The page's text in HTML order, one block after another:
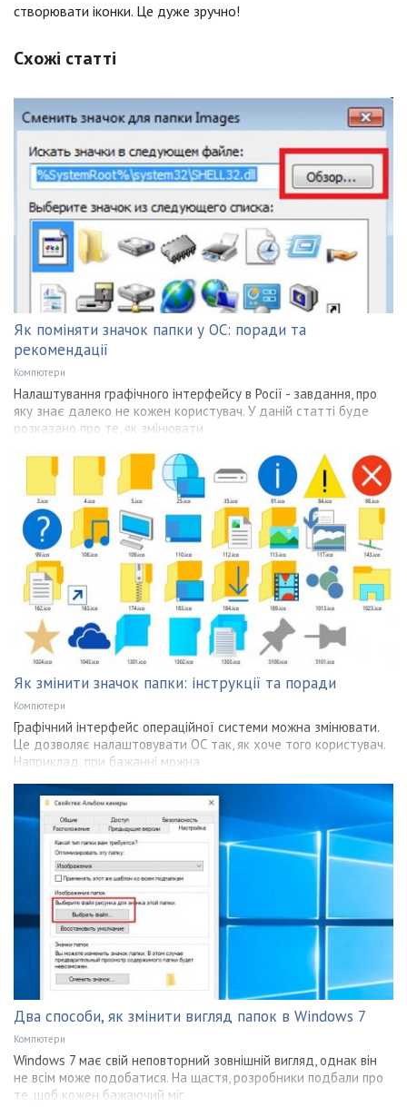
створювати іконки. Це дуже зручно!
Схожі статті
Як поміняти значок папки у ОС: поради та
рекомендації
Компютери
Налаштування графічного інтерфейсу в Росії - завдання, про
яку знає далеко не кожен користувач. У даній статті буде
розказано про те, як змінювати
Як змінити значок папки: інструкції та поради
Компютери
Графічний інтерфейс операційної системи можна змінювати.
Це дозволяє налаштовувати ОС так, як хоче того користувач.
Наприклад, при бажанні можна
Два способи, як змінити вигляд папок в Windows 7
Компютери
Windows 7 має свій неповторний зовнішній вигляд, однак він
не всім може подобатися. На щастя, розробники подбали про
те, щоб кожен бажаючий міг